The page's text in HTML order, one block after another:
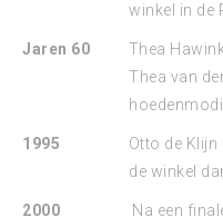
winkel in de
Jaren 60
Thea
Thea van
1995
Otto de
de winkel
2000
Na een